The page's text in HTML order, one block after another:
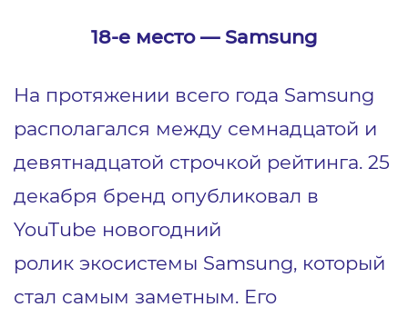
18-е место ― Samsung
На протяжении всего года Samsung
располагался между семнадцатой и
девятнадцатой строчкой рейтинга. 25
декабря бренд опубликовал в
YouTube новогодний
ролик экосистемы Samsung, который
стал самым заметным. Его